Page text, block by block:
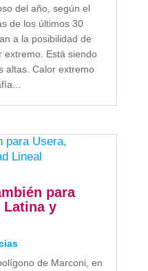
del año, según el
de los últimos 30
a la posibilidad de
extremo. Está siendo
altas. Calor extremo
para
Latina y
de Marconi, en